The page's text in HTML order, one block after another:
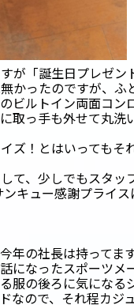
が「誕生日プレゼ
かったのですが、ふ
ビルトイン両面コ
取っ手も外せて丸
ズ！とはいっても
て、少しでもスタ
キュー感謝プライ
の社長は持ってます
になったスポーツメ
の後ろに気になる
なので、それ程カ